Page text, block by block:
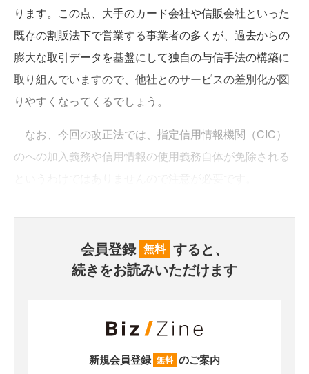
ります。この点、大手のカード会社や信販会社といった
既存の割販法下で営業する事業者の多くが、過去からの
膨大な取引データを基盤にして独自の与信手法の構築に
取り組んでいますので、他社とのサービスの差別化が図
りやすくなってくるでしょう。
なお、今回の改正法では、指定信用情報機関（CIC）
のへの加入義務や信用情報の使用義務自体が免除される
会員登録 無料 すると、
続きをお読みいただけます
新規会員登録 無料 のご案内